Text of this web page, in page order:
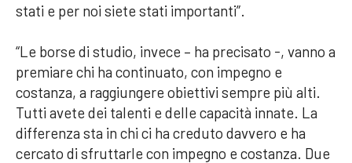
stati e per noi siete stati importanti”.
“Le borse di studio, invece – ha precisato -, vanno a
premiare chi ha continuato, con impegno e
costanza, a raggiungere obiettivi sempre più alti.
Tutti avete dei talenti e delle capacità innate. La
differenza sta in chi ci ha creduto davvero e ha
cercato di sfruttarle con impegno e costanza. Due